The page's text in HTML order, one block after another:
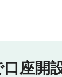
座開